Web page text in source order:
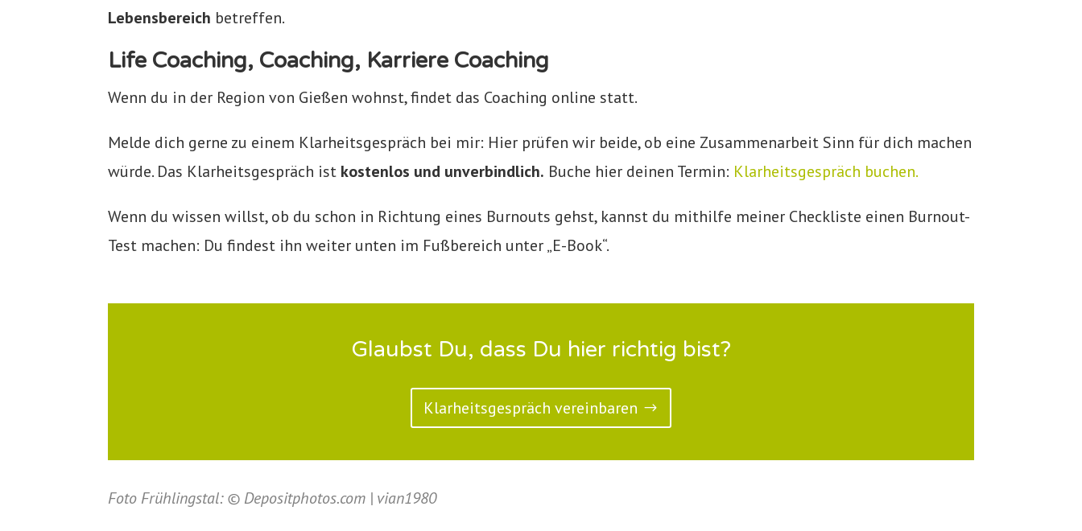
Lebensbereich betreffen.
Life Coaching, Coaching, Karriere Coaching
Wenn du in der Region von Gießen wohnst, findet das Coaching online statt.
Melde dich gerne zu einem Klarheitsgespräch bei mir: Hier prüfen wir beide, ob eine Zusammenarbeit Sinn für dich machen
würde. Das Klarheitsgespräch ist kostenlos und unverbindlich. Buche hier deinen Termin: Klarheitsgespräch buchen.
Wenn du wissen willst, ob du schon in Richtung eines Burnouts gehst, kannst du mithilfe meiner Checkliste einen Burnout-
Test machen: Du findest ihn weiter unten im Fußbereich unter „E-Book“.
Glaubst Du, dass Du hier richtig bist?
Klarheitsgespräch vereinbaren
Foto Frühlingstal:© Depositphotos.com | vian1980